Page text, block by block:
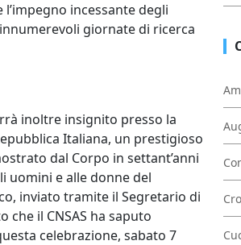
incessante degli
giornate di ricerca
inoltre insignito presso la
Italiana, un prestigioso
dal Corpo in settant’anni
uomini e alle donne del
inviato tramite il Segretario di
il CNSAS ha saputo
celebrazione, sabato 7